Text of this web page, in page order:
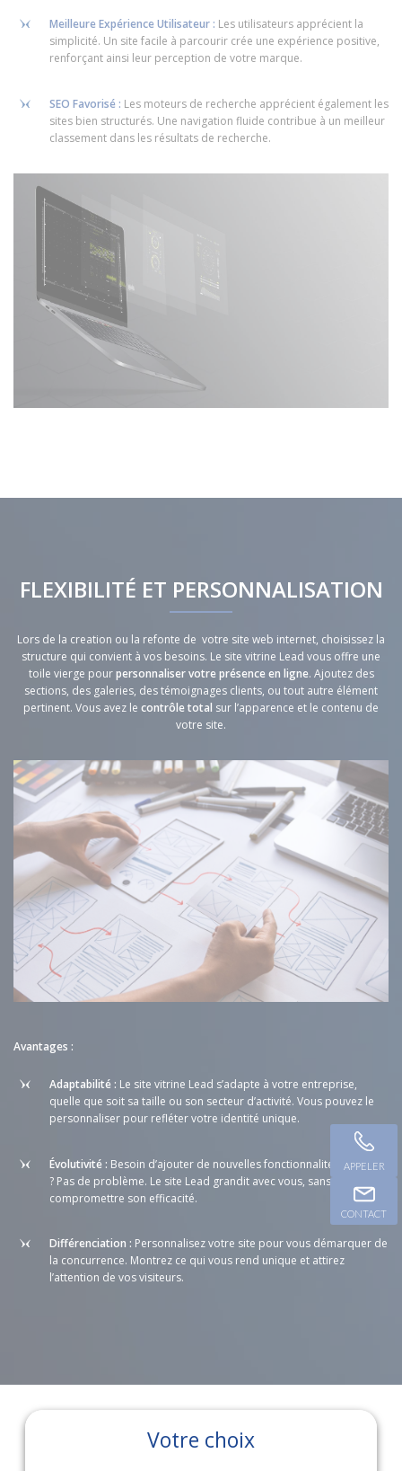
Meilleure Expérience Utilisateur : Les utilisateurs apprécient la
simplicité. Un site facile à parcourir crée une expérience positive,
renforçant ainsi leur perception de votre marque.
SEO Favorisé : Les moteurs de recherche apprécient également les
sites bien structurés. Une navigation fluide contribue à un meilleur
classement dans les résultats de recherche.
FLEXIBILITÉ ET PERSONNALISATION
Lors de la creation ou la refonte de votre site web internet, choisissez la
structure qui convient à vos besoins. Le site vitrine Lead vous offre une
toile vierge pourpersonnaliser votre présence en ligne. Ajoutez des
sections, des galeries, des témoignages clients, ou tout autre élément
pertinent. Vous avez le contrôle total sur l’apparence et le contenu de
votre site.
Avantages :
Adaptabilité : Le site vitrine Lead s’adapte à votre entreprise,
quelle que soit sa taille ou son secteur d’activité. Vous pouvez le
personnaliser pour refléter votre identité unique.
Évolutivité : Besoin d’ajouter de nouvelles fonctionnalités à l’avenir
? Pas de problème. Le site Lead grandit avec vous, sans
compromettre son efficacité.
Différenciation : Personnalisez votre site pour vous démarquer de
la concurrence. Montrez ce qui vous rend unique et attirez
l’attention de vos visiteurs.
APPELER
CONTACT
Votre choix